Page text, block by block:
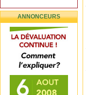
ANNONCEURS